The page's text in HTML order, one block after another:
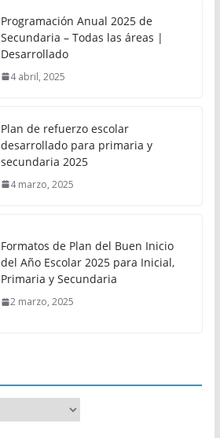
Programación Anual 2025 de
Secundaria – Todas las áreas |
Desarrollado
4 abril, 2025
Plan de refuerzo escolar
desarrollado para primaria y
secundaria 2025
4 marzo, 2025
Formatos de Plan del Buen Inicio
del Año Escolar 2025 para Inicial,
Primaria y Secundaria
2 marzo, 2025